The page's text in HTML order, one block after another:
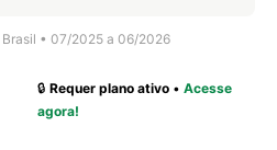
Brasil • 07/2025 a 06/2026
🔒Requer plano ativo •Acesse
agora!